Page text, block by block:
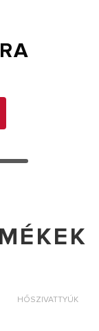
HŐSZIVATTYÚK